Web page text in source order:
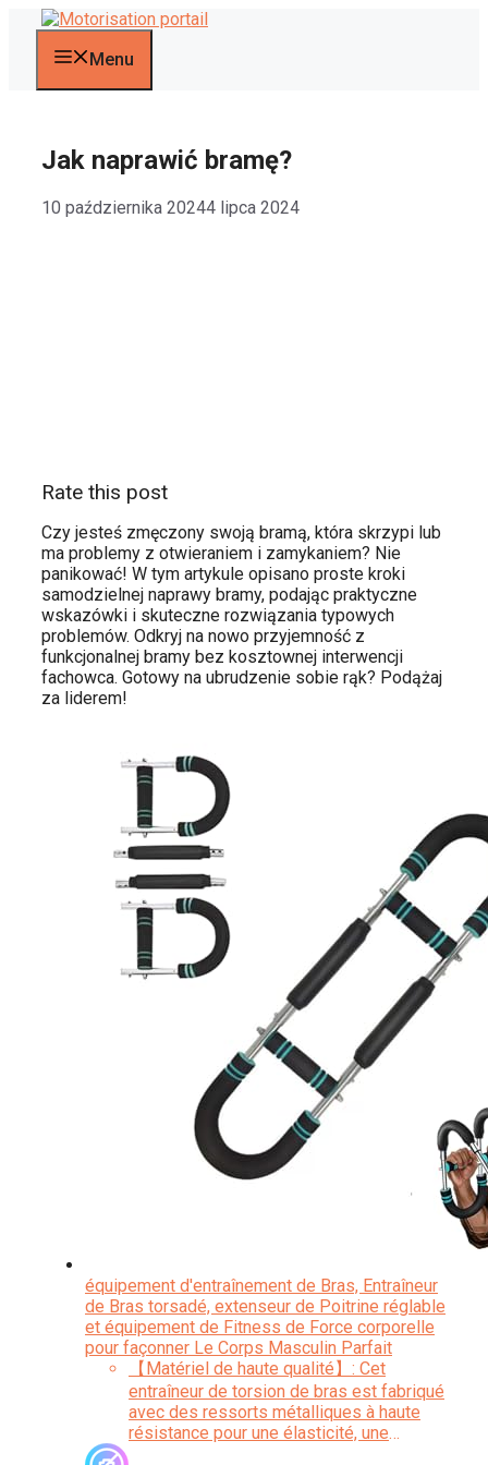
Przejdź
Menu
Jak naprawić bramę?
10 października 20244 lipca 2024
Rate this post
Czy jesteś zmęczony swoją bramą, która skrzypi lub
ma problemy z otwieraniem i zamykaniem? Nie
panikować! W tym artykule opisano proste kroki
samodzielnej naprawy bramy, podając praktyczne
wskazówki i skuteczne rozwiązania typowych
problemów. Odkryj na nowo przyjemność z
funkcjonalnej bramy bez kosztownej interwencji
fachowca. Gotowy na ubrudzenie sobie rąk? Podążaj
za liderem!
équipement d'entraînement de Bras, Entraîneur
de Bras torsadé, extenseur de Poitrine réglable
et équipement de Fitness de Force corporelle
pour façonner Le Corps Masculin Parfait
【Matériel de haute qualité】: Cet
entraîneur de torsion de bras est fabriqué
avec des ressorts métalliques à haute
résistance pour une élasticité, une